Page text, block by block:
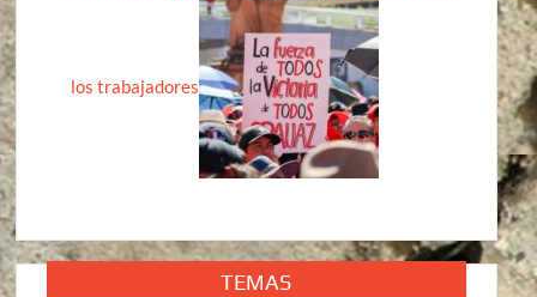
los trabajadores
TEMAS